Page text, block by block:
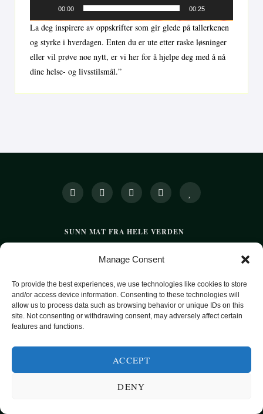
Manage Consent
To provide the best experiences, we use technologies like cookies to store
and/or access device information. Consenting to these technologies will
allow us to process data such as browsing behavior or unique IDs on this
site. Not consenting or withdrawing consent, may adversely affect certain
features and functions.
ACCEPT
DENY
00:00 00:25
La deg inspirere av oppskrifter som gir glede på tallerkenen
og styrke i hverdagen. Enten du er ute etter raske løsninger
eller vil prøve noe nytt, er vi her for å hjelpe deg med å nå
dine helse- og livsstilsmål.”
SUNN MAT FRA HELE VERDEN
POPULÆRE OPPSKRIFTER
FROKOST
HOVEDRETTER
PASTA
SUPPER
MAT FOR VEGETARIANERE